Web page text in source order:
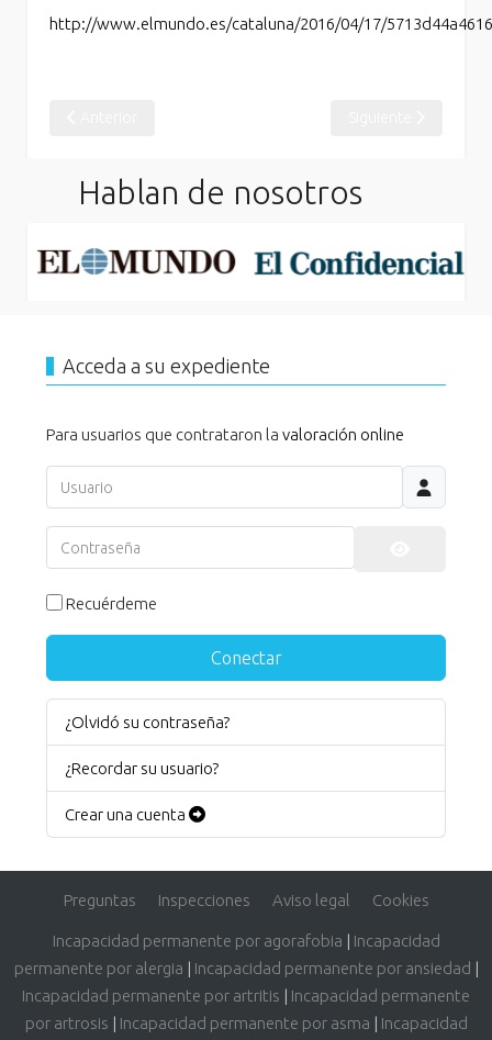
http://www.elmundo.es/cataluna/2016/04/17/
Hablan de nosotros
Acceda a su expediente
Para usuarios que contrataron la valoración online
Usuario
Contraseña
Recuérdeme
Conectar
¿Olvidó su contraseña?
¿Recordar su usuario?
Crear una cuenta
Preguntas Inspecciones Aviso legal Cookies
Incapacidad permanente por agorafobia | Incapacidad
permanente por alergia | Incapacidad permanente por ansiedad |
Incapacidad permanente por artritis | Incapacidad permanente
por artrosis | Incapacidad permanente por asma | Incapacidad